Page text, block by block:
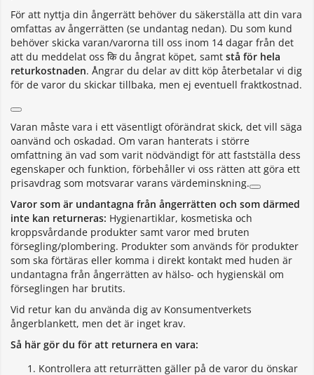
För att nyttja din ångerrätt behöver du säkerställa att din vara
omfattas av ångerrätten (se undantag nedan). Du som kund
behöver skicka varan/varorna till oss inom 14 dagar från det
att du meddelat oss कि du ångrat köpet, samt stå för hela
returkostnaden. Ångrar du delar av ditt köp återbetalar vi dig
för de varor du skickar tillbaka, men ej eventuell fraktkostnad.
Varan måste vara i ett väsentligt oförändrat skick, det vill säga
oanvänd och oskadad. Om varan hanterats i större
omfattning än vad som varit nödvändigt för att fastställa dess
egenskaper och funktion, förbehåller vi oss rätten att göra ett
prisavdrag som motsvarar varans värdeminskning.
Varor som är undantagna från ångerrätten och som därmed
inte kan returneras: Hygienartiklar, kosmetiska och
kroppsvårdande produkter samt varor med bruten
försegling/plombering. Produkter som används för produkter
som ska förtäras eller komma i direkt kontakt med huden är
undantagna från ångerrätten av hälso- och hygienskäl om
förseglingen har brutits.
Vid retur kan du använda dig av Konsumentverkets
ångerblankett, men det är inget krav.
Så här gör du för att returnera en vara:
Kontrollera att returrätten gäller på de varor du önskar